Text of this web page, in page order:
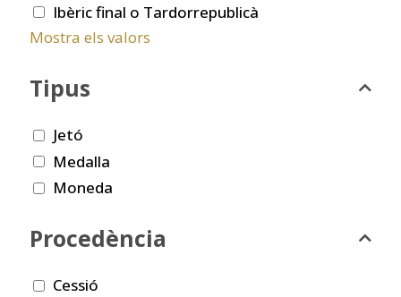
Ibèric final o Tardorrepublicà
Mostra els valors
Tipus
Jetó
Medalla
Moneda
Procedència
Cessió